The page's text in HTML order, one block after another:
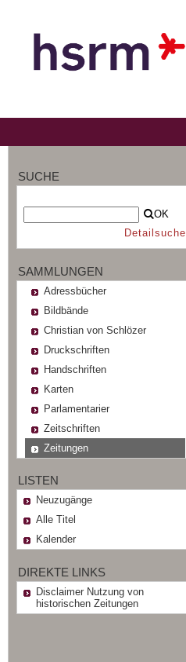
SUCHE
OK
Detailsuche
SAMMLUNGEN
Adressbücher
Bildbände
Christian von Schlözer
Druckschriften
Handschriften
Karten
Parlamentarier
Zeitschriften
Zeitungen
LISTEN
Neuzugänge
Alle Titel
Kalender
DIREKTE LINKS
Disclaimer Nutzung von
historischen Zeitungen